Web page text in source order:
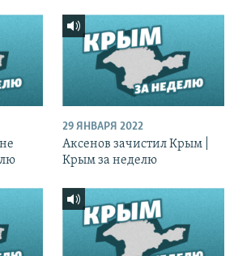
29 ЯНВАРЯ 2022
Аксенов зачистил Крым |
Крым за неделю